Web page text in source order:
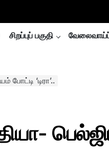
சிறப்புப் பகுதி
‘டிரா’..